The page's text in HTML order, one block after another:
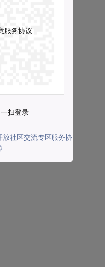
服务协议
扫登录
放社区交流专区服务协